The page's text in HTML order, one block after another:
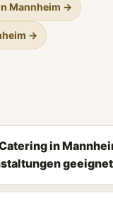
Mannheim →
→
in